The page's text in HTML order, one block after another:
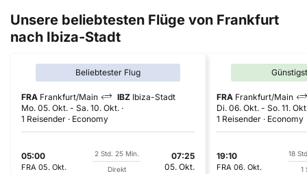
Unsere beliebtesten Flüge von Frankfurt
nach Ibiza-Stadt
Beliebtester Flug
FRA Frankfurt/Main IBZ Ibiza-Stadt
Mo. 05. Okt. - Sa. 10. Okt.
1 Reisender
Economy
05:00
FRA 05. Okt.
2 Std. 25 Min.
Direkt
07:25
05. Okt.
FRA Frankfurt/Main
Di. 06. Okt. - So. 11.
1 Reisender
Economy
19:10
FRA 06. Okt.
18
1